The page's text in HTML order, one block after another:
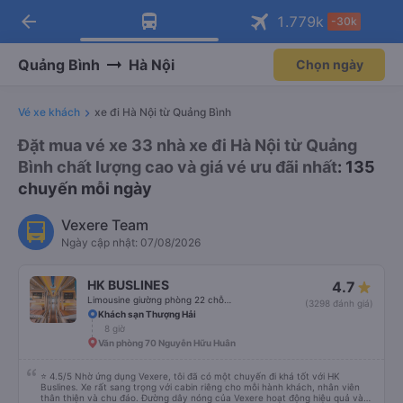
Tải app Vexere ngay!
Nhận ưu đãi thành viên độc
Mở app
Tải app Vexere
-30k/ghế khi đặt vé máy bay qua
Mở app
arrow_back 1.779k -30k
Quảng Bình Hà Nội Chọn ngày
Vé xe khách xe đi Hà Nội từ Quảng Bình
Đặt mua vé xe 33 nhà xe đi Hà Nội từ Quảng
Bình chất lượng cao và giá vé ưu đãi nhất: 135
chuyến mỗi ngày
Vexere Team
Ngày cập nhật: 07/08/2026
HK BUSLINES 4.7
(3298 đánh giá)
Khách sạn Thượng Hải
8 giờ
Văn phòng 70 Nguyễn Hữu Huân
⭐ 4.5/5 Nhờ ứng dụng Vexere, tôi đã có một chuyến đi khá tốt với HK
Buslines. Xe rất sang trọng với cabin riêng cho mỗi hành khách, nhân viên
thân thiện và chu đáo. Đường dây nóng của Vexere hoạt động hiệu quả và